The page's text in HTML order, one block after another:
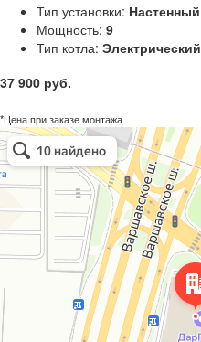
Тип установки: Настенный
Мощность: 9
Тип котла: Электрический
37 900 руб.
*Цена при заказе монтажа